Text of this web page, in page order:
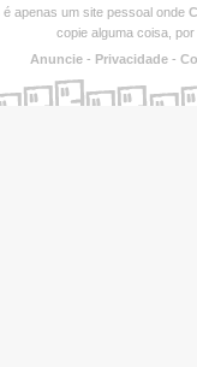
é apenas um site pessoal onde
copie alguma coisa,
Anuncie - Privacidade -